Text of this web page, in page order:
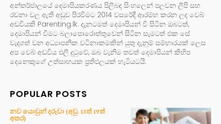
අන්තර්ජාලයේ දෙමාපියකරණය පිලිබඳ සිංහලෙන් පලවන ලිපි සහ
රචනා වල ඇති අඩුව පිරවීමට 2014 වසරේදී ආරම්භ කරන ලද වෙබ්
අඩවියකි Parenting.lk. දැනටමත් දෙමාපියන් වී සිටින ඔබටත්,
දෙමාපියන් වීමට බලාපොරොත්තුවෙන් සිටින සැමටත් එක සේ
වැදගත් වන අධ්‍යාපනික වටිනාකමකින් යුතු දැනුම් සම්භාරයක් ලෙස
අප වෙබ් අඩවිය එලි දුටුවේ, ඔබ වැනිම තවත් දෙමාපියන් කිහිප
දෙනෙකුගේ උත්සාහයක ප්‍රතිඵලයක් හැටියටයි.
POPULAR POSTS
නව යොවුන් දරුවා (අවු. 13ත් 19ත්
අතර)